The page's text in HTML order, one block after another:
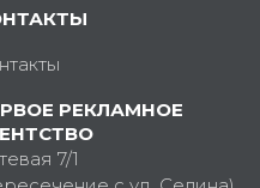
РЕКЛАМНОЕ
7/1